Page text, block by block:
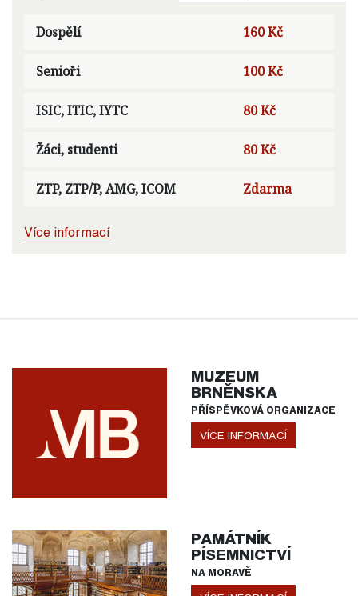
Dospělí 160 Kč
Senioři 100 Kč
ISIC, ITIC, IYTC 80 Kč
Žáci, studenti 80 Kč
ZTP, ZTP/P, AMG, ICOM Zdarma
Více informací
MUZEUM
BRNĚNSKA
PŘÍSPĚVKOVÁ ORGANIZACE
VÍCE INFORMACÍ
PAMÁTNÍK
PÍSEMNICTVÍ
NA MORAVĚ